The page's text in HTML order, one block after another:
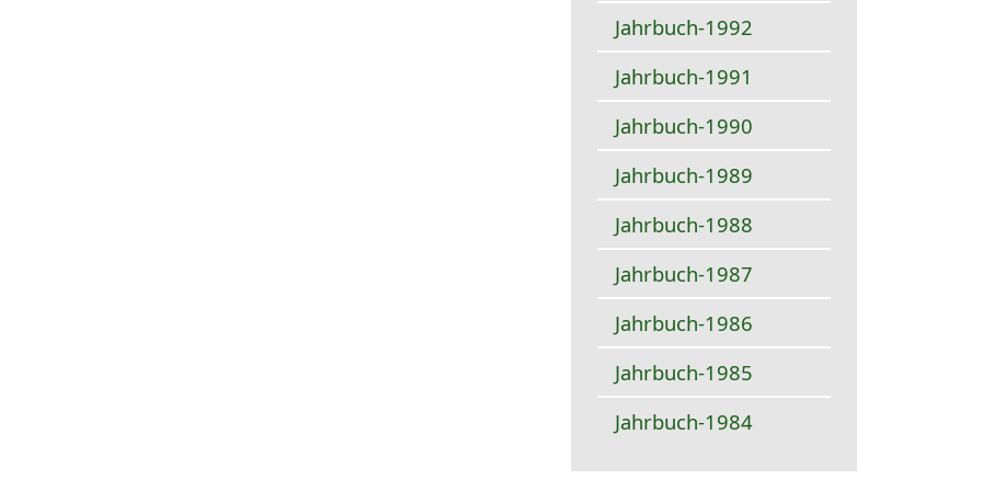
Jahrbuch-1992
Jahrbuch-1991
Jahrbuch-1990
Jahrbuch-1989
Jahrbuch-1988
Jahrbuch-1987
Jahrbuch-1986
Jahrbuch-1985
Jahrbuch-1984